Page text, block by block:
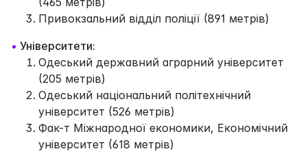
Привокзальний відділ поліції (891 метрів)
• Університети:
Одеський державний аграрний університет
(205 метрів)
Одеський національний політехнічний
університет (526 метрів)
Фак-т Міжнародної економики, Економічний
університет (618 метрів)